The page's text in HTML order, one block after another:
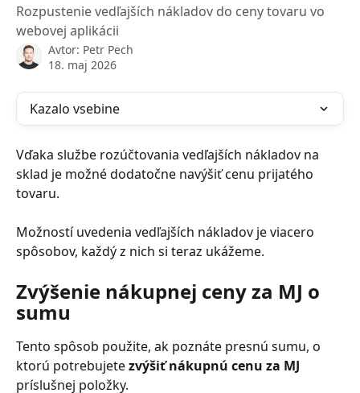
Rozpustenie vedľajších nákladov do ceny tovaru vo
webovej aplikácii
Avtor: Petr Pech
18. maj 2026
Kazalo vsebine
Vďaka službe rozúčtovania vedľajších nákladov na
sklad je možné dodatočne navýšiť cenu prijatého
tovaru.
Možností uvedenia vedľajších nákladov je viacero
spôsobov, každý z nich si teraz ukážeme.
Zvýšenie nákupnej ceny za MJ o
sumu
Tento spôsob použite, ak poznáte presnú sumu, o
ktorú potrebujete zvýšiť nákupnú cenu za MJ
príslušnej položky.